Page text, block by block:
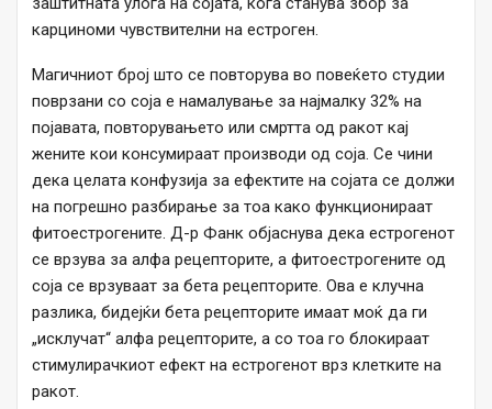
карциноми чувствителни на естроген.
Магичниот број што се повторува во повеќето студии
поврзани со соја е намалување за најмалку 32% на
појавата, повторувањето или смртта од ракот кај
жените кои консумираат производи од соја. Се чини
дека целата конфузија за ефектите на сојата се должи
на погрешно разбирање за тоа како функционираат
фитоестрогените. Д-р Фанк објаснува дека естрогенот
се врзува за алфа рецепторите, а фитоестрогените од
соја се врзуваат за бета рецепторите. Ова е клучна
разлика, бидејќи бета рецепторите имаат моќ да ги
„исклучат“ алфа рецепторите, а со тоа го блокираат
стимулирачкиот ефект на естрогенот врз клетките на
ракот.